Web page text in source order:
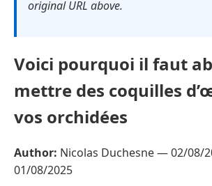
original URL above.
Voici pourquoi il faut
mettre des coquilles
vos orchidées
Author: Nicolas Duchesne —02/08/
01/08/2025